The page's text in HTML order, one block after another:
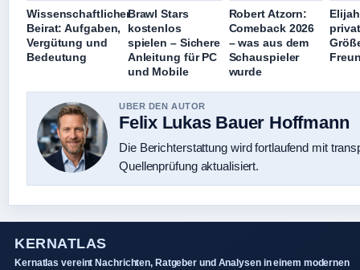
Wissenschaftlicher
Beirat: Aufgaben,
Vergütung und
Bedeutung
Brawl Stars
kostenlos
spielen – Sichere
Anleitung für PC
und Mobile
Robert Atzorn:
Comeback 2026
– was aus dem
Schauspieler
wurde
UBER DEN AUTOR
Felix Lukas Bauer Hoffmann
Die Berichterstattung wird fortlaufend mit
Quellenprüfung aktualisiert.
KERNATLAS
Kernatlas vereint Nachrichten, Ratgeber und Analysen in einem modernen